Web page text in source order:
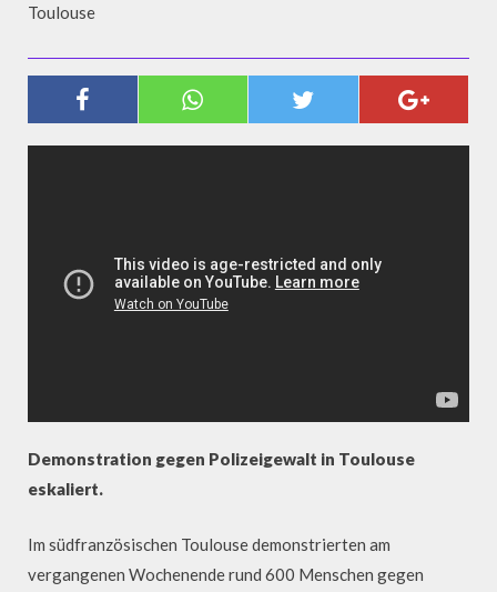
Toulouse
AUSSCHREITUNGEN IN TOULOUSE
Demonstration gegen Polizeigewalt in Toulouse
eskaliert.
Im südfranzösischen Toulouse demonstrierten am
vergangenen Wochenende rund 600 Menschen gegen